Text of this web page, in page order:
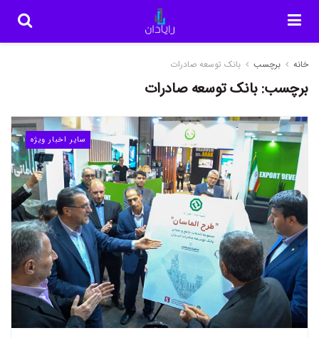
خانه برچسب بانک توسعه صادرات
برچسب:بانک توسعه صادرات
سایر اخبار ویژه